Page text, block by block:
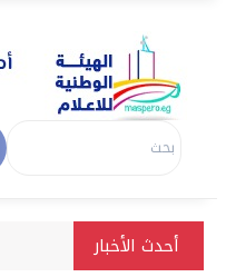
أحدث الأخبار